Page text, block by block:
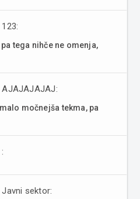
tega nihče ne omenja,
AJAJAJAJAJ:
močnejša tekma, pa
sektor: